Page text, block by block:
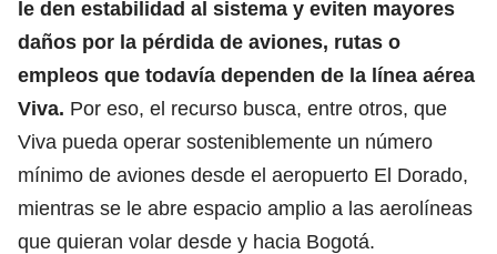
le den estabilidad al sistema y eviten mayores
daños por la pérdida de aviones, rutas o
empleos que todavía dependen de la línea aérea
Viva. Por eso, el recurso busca, entre otros, que
Viva pueda operar sosteniblemente un número
mínimo de aviones desde el aeropuerto El Dorado,
mientras se le abre espacio amplio a las aerolíneas
que quieran volar desde y hacia Bogotá.